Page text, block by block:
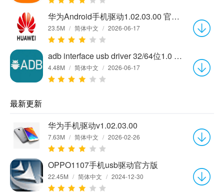
华为Android手机驱动1.02.03.00 官方版
23.5M / 简体中文 / 2026-06-17
adb interface usb driver 32/64位1.0 正式版
4.48M / 简体中文 / 2026-06-17
最新更新
华为手机驱动v1.02.03.00
7.63M / 简体中文 / 2026-02-26
OPPO1107手机usb驱动官方版
22.45M / 简体中文 / 2024-12-30